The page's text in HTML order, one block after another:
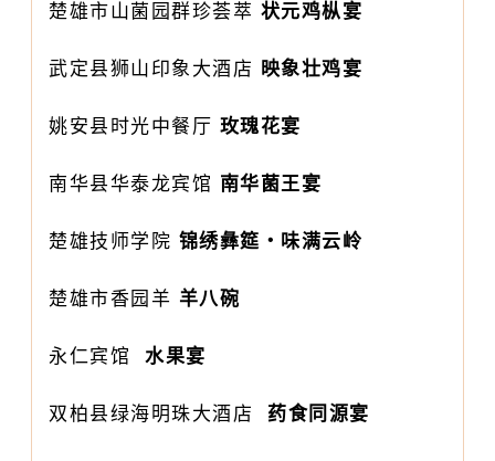
楚雄市山菌园群珍荟萃 状元鸡枞宴
武定县狮山印象大酒店 映象壮鸡宴
姚安县时光中餐厅 玫瑰花宴
南华县华泰龙宾馆 南华菌王宴
楚雄技师学院 锦绣彝筵・味满云岭
楚雄市香园羊 羊八碗
永仁宾馆 水果宴
双柏县绿海明珠大酒店 药食同源宴